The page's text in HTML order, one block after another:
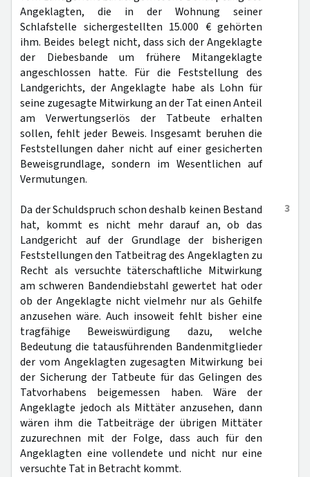
Angeklagten, die in der Wohnung seiner
Schlafstelle sichergestellten 15.000 € gehörten
ihm. Beides belegt nicht, dass sich der Angeklagte
der Diebesbande um frühere Mitangeklagte
angeschlossen hatte. Für die Feststellung des
Landgerichts, der Angeklagte habe als Lohn für
seine zugesagte Mitwirkung an der Tat einen Anteil
am Verwertungserlös der Tatbeute erhalten
sollen, fehlt jeder Beweis. Insgesamt beruhen die
Feststellungen daher nicht auf einer gesicherten
Beweisgrundlage, sondern im Wesentlichen auf
Vermutungen.
3
Da der Schuldspruch schon deshalb keinen Bestand
hat, kommt es nicht mehr darauf an, ob das
Landgericht auf der Grundlage der bisherigen
Feststellungen den Tatbeitrag des Angeklagten zu
Recht als versuchte täterschaftliche Mitwirkung
am schweren Bandendiebstahl gewertet hat oder
ob der Angeklagte nicht vielmehr nur als Gehilfe
anzusehen wäre. Auch insoweit fehlt bisher eine
tragfähige Beweiswürdigung dazu, welche
Bedeutung die tatausführenden Bandenmitglieder
der vom Angeklagten zugesagten Mitwirkung bei
der Sicherung der Tatbeute für das Gelingen des
Tatvorhabens beigemessen haben. Wäre der
Angeklagte jedoch als Mittäter anzusehen, dann
wären ihm die Tatbeiträge der übrigen Mittäter
zuzurechnen mit der Folge, dass auch für den
Angeklagten eine vollendete und nicht nur eine
versuchte Tat in Betracht kommt.